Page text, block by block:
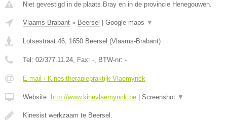
Niet gevestigd in de plaats Bray en in de provincie Henegouwen.
Vlaams-Brabant » Beersel Google maps ▼
Lotsestraat 46, 1650 Beersel (Vlaams-Brabant)
Tel: 02/377.11.24, Fax: -, BTW-nr: -
E-mail › Kinesitherapiepraktijk Vlaemynck
Website: http://www.kinevlaemynck.be Screenshot ▼
Kinesist werkzaam te Beersel.